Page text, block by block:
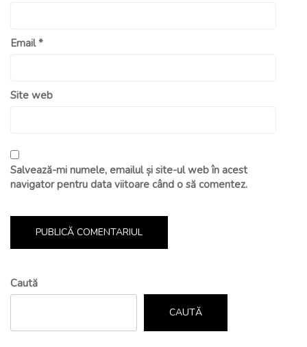
Email*
Site web
Salvează-mi numele, emailul și site-ul web în acest
navigator pentru data viitoare când o să comentez.
Caută
CAUTĂ